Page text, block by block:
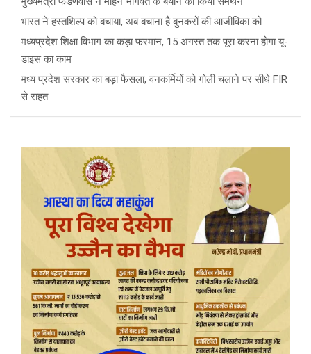
भारत ने हस्तशिल्प को बचाया, अब बचाना है बुनकरों की आजीविका को
मध्यप्रदेश शिक्षा विभाग का कड़ा फरमान, 15 अगस्त तक पूरा करना होगा यू-
डाइस का काम
मध्य प्रदेश सरकार का बड़ा फैसला, वनकर्मियों को गोली चलाने पर सीधे FIR
से राहत